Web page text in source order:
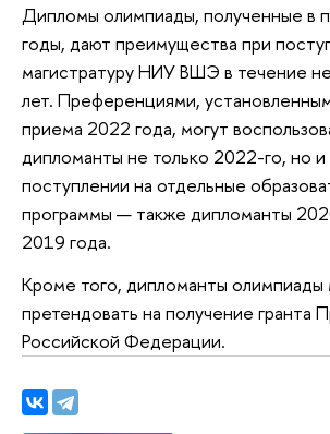
Дипломы олимпиады, полученные в
годы, дают преимущества при
магистратуру НИУ ВШЭ в течение
лет. Преференциями,
приема 2022 года, могут
дипломанты не только 2022-го, но
поступлении на отдельные
программы — также дипломанты
2019 года.
Кроме того, дипломанты олимпиады
претендовать на получение гранта
Российской Федерации.